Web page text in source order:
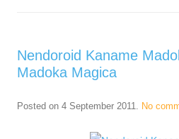
Nendoroid Kaname
Madoka Magica
Posted on 4 September 2011. No